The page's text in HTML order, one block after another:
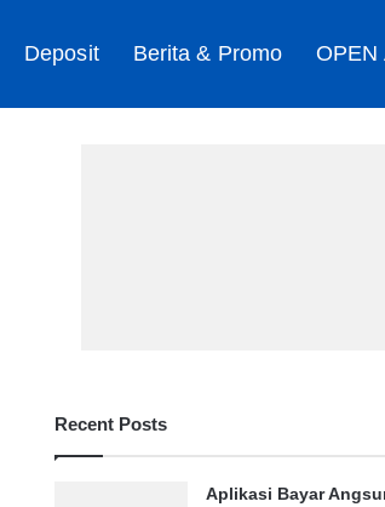
Deposit Berita & Promo OPEN
Recent Posts
Aplikasi Bayar